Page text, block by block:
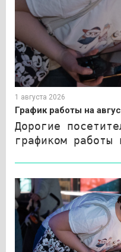
1 августа 2026
График работы на
Дорогие
графиком работы